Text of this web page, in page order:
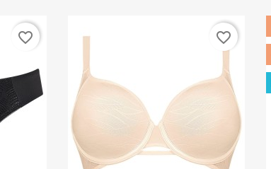
favorite_border favorite_border